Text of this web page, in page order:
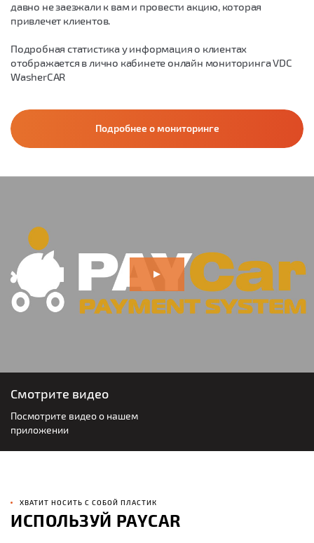
давно не заезжали к вам и провести акцию, которая
привлечет клиентов.
Подробная статистика у информация о клиентах
отображается в лично кабинете онлайн мониторинга VDC
WasherCAR
Подробнее о мониторинге
Смотрите видео
Посмотрите видео о нашем
приложении
ХВАТИТ НОСИТЬ С СОБОЙ ПЛАСТИК
ИСПОЛЬЗУЙ PAYCAR